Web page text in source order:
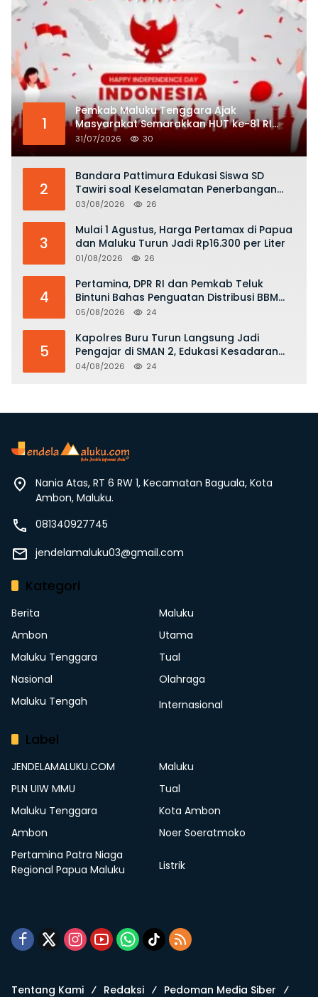
1
Pemkab Maluku Tenggara Ajak
Masyarakat Semarakkan HUT ke-81 RI
dengan Semangat Nasionalisme
31/07/2026 30
2
Bandara Pattimura Edukasi Siswa SD
Tawiri soal Keselamatan Penerbangan
dan Bahaya Bermain Layang-layang di
03/08/2026 26
3
Mulai 1 Agustus, Harga Pertamax di Papua
dan Maluku Turun Jadi Rp16.300 per Liter
01/08/2026 26
4
Pertamina, DPR RI dan Pemkab Teluk
Bintuni Bahas Penguatan Distribusi BBM
dan LPG
05/08/2026 24
5
Kapolres Buru Turun Langsung Jadi
Pengajar di SMAN 2, Edukasi Kesadaran
Hukum dan Stop Kekerasan
04/08/2026 24
Nania Atas, RT 6 RW 1, Kecamatan Baguala, Kota
Ambon, Maluku.
081340927745
jendelamaluku03@gmail.com
Kategori
Berita
Maluku
Ambon
Utama
Maluku Tenggara
Tual
Nasional
Olahraga
Maluku Tengah
Internasional
Label
JENDELAMALUKU.COM
Maluku
PLN UIW MMU
Tual
Maluku Tenggara
Kota Ambon
Ambon
Noer Soeratmoko
Pertamina Patra Niaga
Regional Papua Maluku
Listrik
Tentang Kami Redaksi Pedoman Media Siber